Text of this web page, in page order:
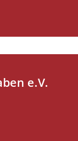
e.V.